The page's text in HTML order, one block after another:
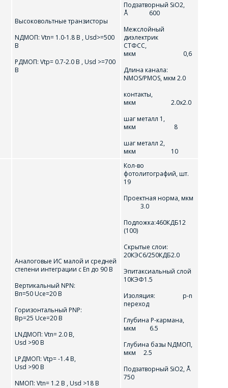
Высоковольтные транзисторы
NДMOП: Vtn= 1.0-1.8 B , Usd>=500
В
PДMOП: Vtp= 0.7-2.0 B , Usd >=700
В
Подзатворный SiO2,
Å 600
Межслойный
диэлектрик
СТФСС,
мкм 0,6
Длина канала:
NMOS/PMOS, мкм 2.0
контакты,
мкм 2.0х2.0
шаг металл 1,
мкм 8
шаг металл 2,
мкм 10
Аналоговые ИС малой и средней
степени интеграции с Еп до 90 В
Вертикальный NPN:
Вп=50 Uсе=20 В
Горизонтальный PNP:
Вр=25 Uсе=20 В
LNДMOП: Vtn= 2.0 B,
Usd >90 В
LPДMOП: Vtp= -1.4 B,
Usd >90 В
NMOП: Vtn= 1.2 B , Usd >18 В
Кол-во
фотолитографий, шт.
19
Проектная норма, мкм
3.0
Подложка:460КДБ12
(100)
Скрытые слои:
20КЭС6/250КДБ2.0
Эпитаксиальный слой
10КЭФ1.5
Изоляция: p-n
переход
Глубина P-кармана,
мкм 6.5
Глубина базы NДMOП,
мкм 2.5
Подзатворный SiO2, Å
750